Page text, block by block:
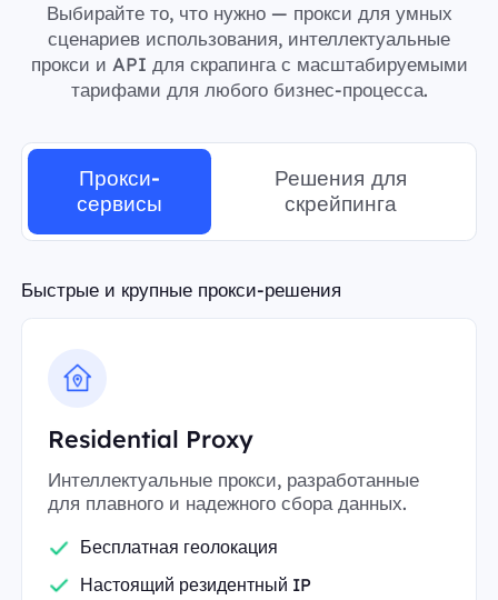
Выбирайте то, что нужно — прокси для умных
сценариев использования, интеллектуальные
прокси и API для скрапинга с масштабируемыми
тарифами для любого бизнес-процесса.
Прокси-
сервисы
Решения для
скрейпинга
Быстрые и крупные прокси-решения
Residential Proxy
Интеллектуальные прокси, разработанные
для плавного и надежного сбора данных.
Бесплатная геолокация
Настоящий резидентный IP